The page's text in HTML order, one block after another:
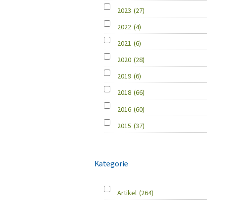
2023 (27)
2022 (4)
2021 (6)
2020 (28)
2019 (6)
2018 (66)
2016 (60)
2015 (37)
Kategorie
Artikel (264)